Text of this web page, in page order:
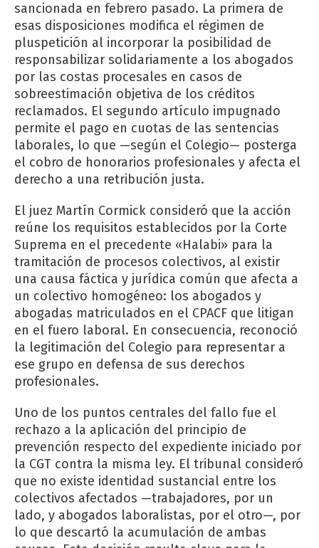
sancionada en febrero pasado. La primera de
esas disposiciones modifica el régimen de
pluspetición al incorporar la posibilidad de
responsabilizar solidariamente a los abogados
por las costas procesales en casos de
sobreestimación objetiva de los créditos
reclamados. El segundo artículo impugnado
permite el pago en cuotas de las sentencias
laborales, lo que —según el Colegio— posterga
el cobro de honorarios profesionales y afecta el
derecho a una retribución justa.
El juez Martín Cormick consideró que la acción
reúne los requisitos establecidos por la Corte
Suprema en el precedente «Halabi» para la
tramitación de procesos colectivos, al existir
una causa fáctica y jurídica común que afecta a
un colectivo homogéneo: los abogados y
abogadas matriculados en el CPACF que litigan
en el fuero laboral. En consecuencia, reconoció
la legitimación del Colegio para representar a
ese grupo en defensa de sus derechos
profesionales.
Uno de los puntos centrales del fallo fue el
rechazo a la aplicación del principio de
prevención respecto del expediente iniciado por
la CGT contra la misma ley. El tribunal consideró
que no existe identidad sustancial entre los
colectivos afectados —trabajadores, por un
lado, y abogados laboralistas, por el otro—, por
lo que descartó la acumulación de ambas